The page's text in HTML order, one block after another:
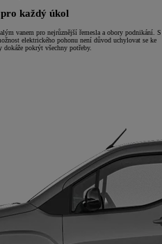
každý úkol
vanem pro nejrůznější řemesla a obory podnikání. S
elektrického pohonu není důvod uchylovat se ke
pokrýt všechny potřeby.